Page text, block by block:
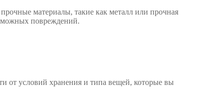
материалы, такие как металл или прочная
повреждений.
от условий хранения и типа вещей, которые вы